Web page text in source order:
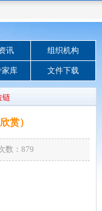
讯 组织机构
家库 文件下载
链
赏）
数：879